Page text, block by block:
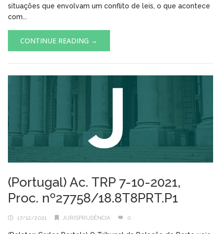
situações que envolvam um conflito de leis, o que acontece
com...
CONTINUE READING →
(Portugal) Ac. TRP 7-10-2021,
Proc. nº27758/18.8T8PRT.P1
17/12/2021 JURISPRUDÊNCIA 0